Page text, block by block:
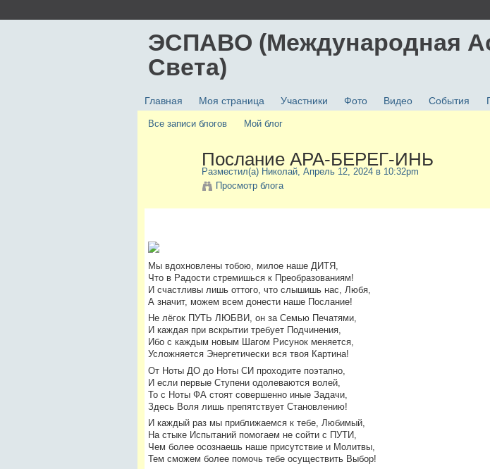
ЭСПАВО (Международная
Света)
Главная Моя страница Участники Фото Видео События
Все записи блогов Мой блог
Послание АРА-БЕРЕГ-ИНЬ
Разместил(а) Николай, Апрель 12, 2024 в 10:32pm
Просмотр блога
Мы вдохновлены тобою, милое наше ДИТЯ,
Что в Радости стремишься к Преобразованиям!
И счастливы лишь оттого, что слышишь нас, Любя,
А значит, можем всем донести наше Послание!
Не лёгок ПУТЬ ЛЮБВИ, он за Семью Печатями,
И каждая при вскрытии требует Подчинения,
Ибо с каждым новым Шагом Рисунок меняется,
Усложняется Энергетически вся твоя Картина!
От Ноты ДО до Ноты СИ проходите поэтапно,
И если первые Ступени одолеваются волей,
То с Ноты ФА стоят совершенно иные Задачи,
Здесь Воля лишь препятствует Становлению!
И каждый раз мы приближаемся к тебе, Любимый,
На стыке Испытаний помогаем не сойти с ПУТИ,
Чем более осознаешь наше присутствие и Молитвы,
Тем сможем более помочь тебе осуществить Выбор!